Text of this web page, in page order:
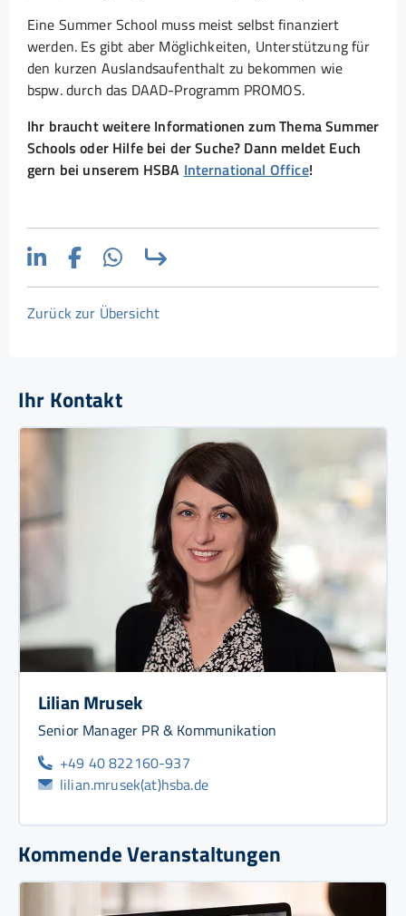
Eine Summer School muss meist selbst finanziert
werden. Es gibt aber Möglichkeiten, Unterstützung für
den kurzen Auslandsaufenthalt zu bekommen wie
bspw. durch das DAAD-Programm PROMOS.
Ihr braucht weitere Informationen zum Thema Summer
Schools oder Hilfe bei der Suche? Dann meldet Euch
gern bei unserem HSBA International Office!
Zurück zur Übersicht
Ihr Kontakt
Lilian Mrusek
Senior Manager PR & Kommunikation
+49 40 822160-937
lilian.mrusek(at)hsba.de
Kommende Veranstaltungen